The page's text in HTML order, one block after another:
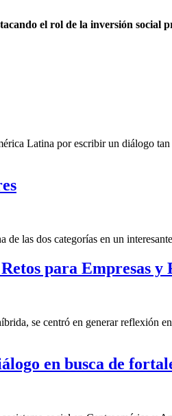
el rol de la inversión social
Latina por escribir un diálogo
las dos categorías en un
para Empresas y
se centró en generar reflexión
en busca de